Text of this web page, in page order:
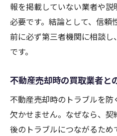
報を掲載していない業者や
必要です。結論として、信頼
前に必ず第三者機関に相談
です。
不動産売却時の買取業者と
不動産売却時のトラブルを
欠かせません。なぜなら、
後のトラブルにつながるた